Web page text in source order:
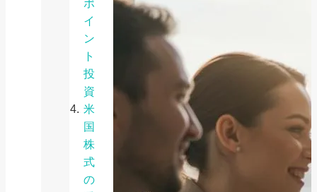
ポ
イ
ン
ト
投
資
米
国
株
式
の